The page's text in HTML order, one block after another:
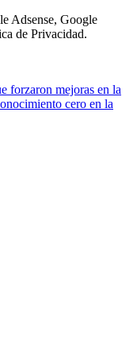
Adsense, Google
de Privacidad.
forzaron mejoras en la
cero en la